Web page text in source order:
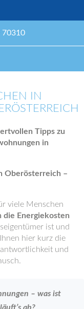
70310
IN
Tipps zu
in
Oberösterreich –
viele Menschen
die Energiekosten
ist und
hier kurz die
und
– was ist